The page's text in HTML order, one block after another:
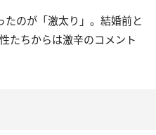
のが「激太り」。結婚前と
たちからは激辛のコメント